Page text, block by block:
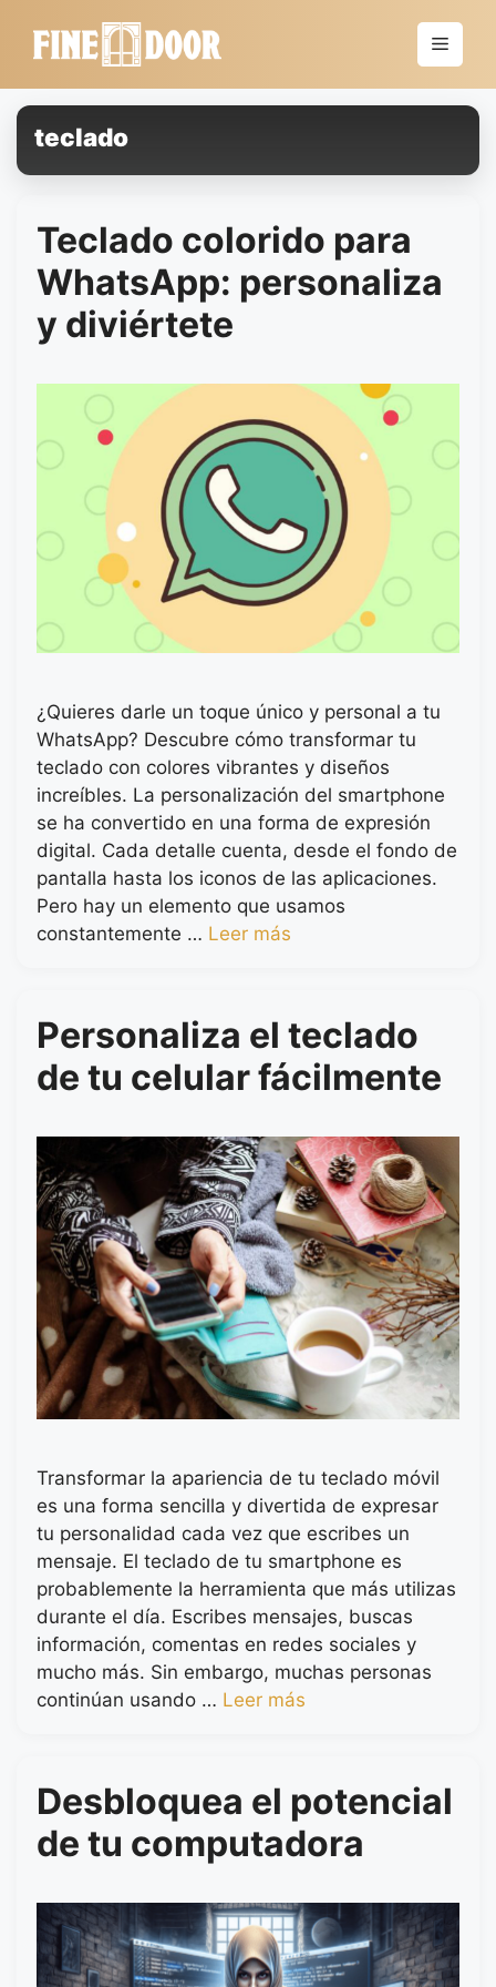
Menú
teclado
Teclado colorido para
WhatsApp: personaliza
y diviértete
¿Quieres darle un toque único y personal a tu
WhatsApp? Descubre cómo transformar tu
teclado con colores vibrantes y diseños
increíbles. La personalización del smartphone
se ha convertido en una forma de expresión
digital. Cada detalle cuenta, desde el fondo de
pantalla hasta los iconos de las aplicaciones.
Pero hay un elemento que usamos
constantemente … Leer más
Personaliza el teclado
de tu celular fácilmente
Transformar la apariencia de tu teclado móvil
es una forma sencilla y divertida de expresar
tu personalidad cada vez que escribes un
mensaje. El teclado de tu smartphone es
probablemente la herramienta que más utilizas
durante el día. Escribes mensajes, buscas
información, comentas en redes sociales y
mucho más. Sin embargo, muchas personas
continúan usando … Leer más
Desbloquea el potencial
de tu computadora